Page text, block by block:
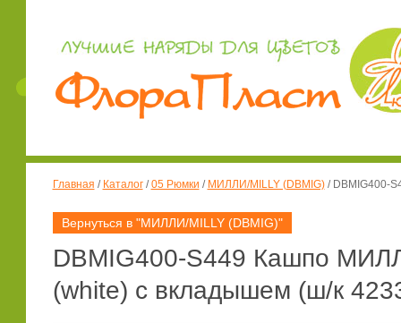
Главная / Каталог/05 Рюмки / МИЛЛИ/MILLY (DBMIG)/ DBMIG400-
Вернуться в "МИЛЛИ/MILLY (DBMIG)"
DBMIG400-S449 Кашпо
(white) с вкладышем (ш/к